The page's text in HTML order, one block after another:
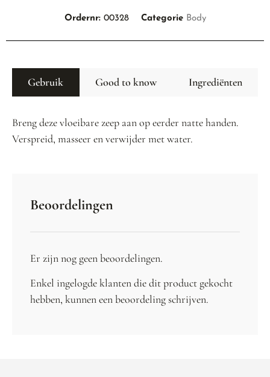
Ordernr: 00328 Categorie Body
Gebruik Good to know Ingrediënten
Breng deze vloeibare zeep aan op eerder natte handen.
Verspreid, masseer en verwijder met water.
Beoordelingen
Er zijn nog geen beoordelingen.
Enkel ingelogde klanten die dit product gekocht
hebben, kunnen een beoordeling schrijven.